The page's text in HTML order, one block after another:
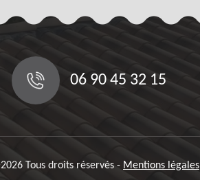
06 90 45 32 15
Tous droits réservés - Mentions légales